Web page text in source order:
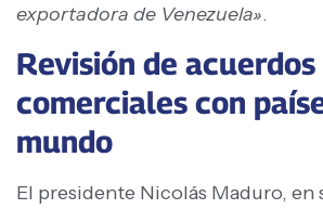
exportadora de Venezuela».
Revisión de acuerdos
comerciales con
mundo
El presidente Nicolás Maduro,